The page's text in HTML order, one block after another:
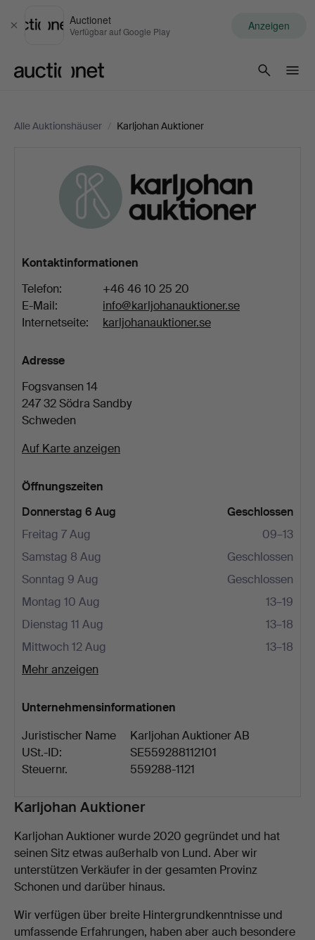
Schließen
Auctionet
Verfügbar auf Google Play Anzeigen
Alle Auktionshäuser / Karljohan Auktioner
Karljohan
Auktioner
Kontaktinformationen
Telefon:
+46 46 10 25 20
E-Mail:
info@karljohanauktioner.se
Internetseite:
karljohanauktioner.se
Adresse
Fogsvansen 14
247 32 Södra Sandby
Schweden
Auf Karte anzeigen
Öffnungszeiten
Donnerstag 6 Aug
Geschlossen
Freitag 7 Aug
09–13
Samstag 8 Aug
Geschlossen
Sonntag 9 Aug
Geschlossen
Montag 10 Aug
13–19
Dienstag 11 Aug
13–18
Mittwoch 12 Aug
13–18
Mehr anzeigen
Unternehmensinformationen
Juristischer Name
Karljohan Auktioner AB
USt.-ID:
SE559288112101
Steuernr.
559288-1121
Beschreibung
Karljohan Auktioner
Karljohan Auktioner wurde 2020 gegründet und hat
seinen Sitz etwas außerhalb von Lund. Aber wir
unterstützen Verkäufer in der gesamten Provinz
Schonen und darüber hinaus.
Wir verfügen über breite Hintergrundkenntnisse und
umfassende Erfahrungen, haben aber auch besondere